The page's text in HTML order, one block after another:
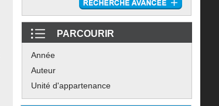
PARCOURIR
Année
Auteur
Unité d'appartenance